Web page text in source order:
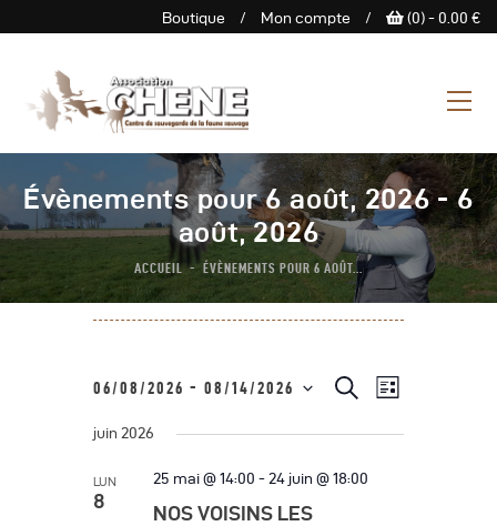
Boutique / Mon compte / (0) - 0.00 €
Évènements pour 6 août, 2026 - 6
août, 2026
ACCUEIL ÉVÈNEMENTS POUR 6 AOÛT...
ASSOCIATION CHENE
Centre de Sauvegarde de la
faune sauvage
L’Association
Centre De Sauvegarde
Espace Découverte
Nous Soutenir
R
e
c
R
h
r
N
L
s
06/08/2026 - 08/14/2026
é
e
juin 2026
LUN
8
25 mai @ 14:00 - 24 juin @ 18:00
NOS VOISINS LES